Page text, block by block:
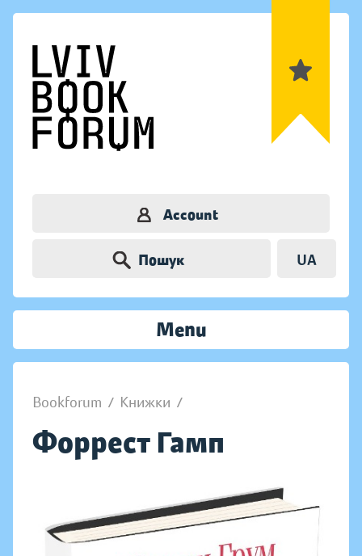
Account
Пошук UA
Menu
Bookforum / Книжки /
Форрест Гамп